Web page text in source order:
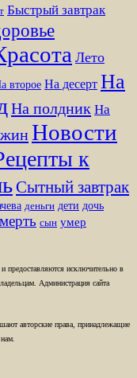
Быстрый завтрак
Лето
второе На десерт На
На полдник На
Новости
к
Сытный завтрак
деньги дети дочь
сын умер
предоставляются исключительно в
Администрация сайта
авторские права, принадлежащие